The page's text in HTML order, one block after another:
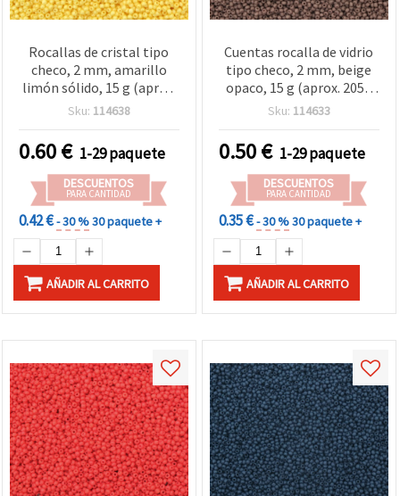
Rocallas de cristal tipo
checo, 2 mm, amarillo
limón sólido, 15 g (aprox.
2050 uds)
Sku: 114638
0.60€ 1-29 paquete
DESCUENTOS
PARA CANTIDAD
0.42 €- 30 %30 paquete +
AÑADIR AL CARRITO
Cuentas rocalla de vidrio
tipo checo, 2 mm, beige
opaco, 15 g (aprox. 2050
uds)
Sku: 114633
0.50€ 1-29 paquete
DESCUENTOS
PARA CANTIDAD
0.35 €- 30 %30 paquete +
AÑADIR AL CARRITO